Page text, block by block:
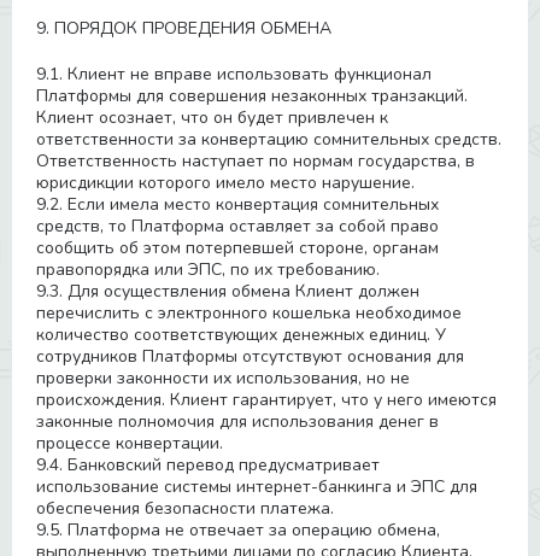
9. ПОРЯДОК ПРОВЕДЕНИЯ ОБМЕНА
9.1. Клиент не вправе использовать функционал
Платформы для совершения незаконных транзакций.
Клиент осознает, что он будет привлечен к
ответственности за конвертацию сомнительных средств.
Ответственность наступает по нормам государства, в
юрисдикции которого имело место нарушение.
9.2. Если имела место конвертация сомнительных
средств, то Платформа оставляет за собой право
сообщить об этом потерпевшей стороне, органам
правопорядка или ЭПС, по их требованию.
9.3. Для осуществления обмена Клиент должен
перечислить с электронного кошелька необходимое
количество соответствующих денежных единиц. У
сотрудников Платформы отсутствуют основания для
проверки законности их использования, но не
происхождения. Клиент гарантирует, что у него имеются
законные полномочия для использования денег в
процессе конвертации.
9.4. Банковский перевод предусматривает
использование системы интернет-банкинга и ЭПС для
обеспечения безопасности платежа.
9.5. Платформа не отвечает за операцию обмена,